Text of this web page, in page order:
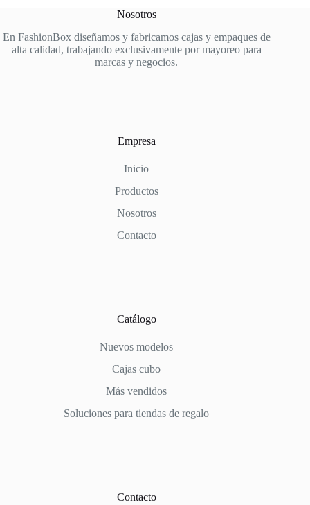
Las
se
pueden
elegir
Nosotros
En FashionBox diseñamos y fabricamos cajas y empaques de
alta calidad, trabajando exclusivamente por mayoreo para
marcas y negocios.
Empresa
Inicio
Productos
Nosotros
Contacto
Catálogo
Nuevos modelos
Cajas cubo
Más vendidos
Soluciones para tiendas de regalo
Contacto